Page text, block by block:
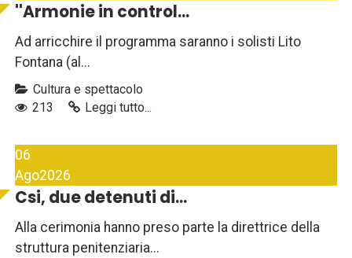
''Armonie in control...
Ad arricchire il programma saranno i solisti Lito
Fontana (al...
Cultura e spettacolo
213
Leggi tutto...
06
Ago2026
Csi, due detenuti di...
Alla cerimonia hanno preso parte la direttrice della
struttura penitenziaria...